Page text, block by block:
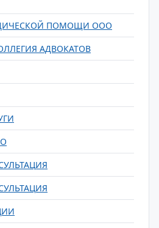
ПОМОЩИ ООО
АДВОКАТОВ